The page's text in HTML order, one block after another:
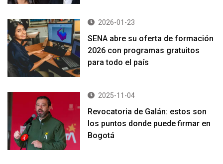
2026-01-23
SENA abre su oferta de formación
2026 con programas gratuitos
para todo el país
2025-11-04
Revocatoria de Galán: estos son
los puntos donde puede firmar en
Bogotá